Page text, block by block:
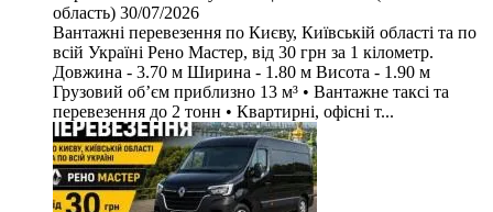
область) 30/07/2026
Вантажні перевезення по Києву, Київській області та по
всій Україні Рено Мастер, від 30 грн за 1 кілометр.
Довжина - 3.70 м Ширина - 1.80 м Висота - 1.90 м
Грузовий обʼєм приблизно 13 м³ • Вантажне таксі та
перевезення до 2 тонн • Квартирні, офісні т...